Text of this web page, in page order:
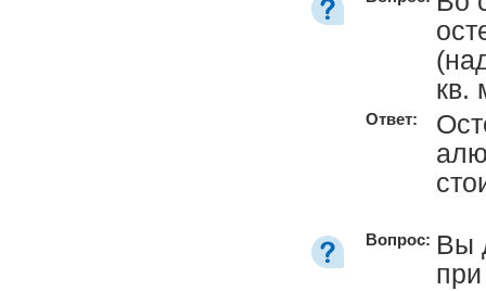
кв.
Ответ:
Вопрос: Вы